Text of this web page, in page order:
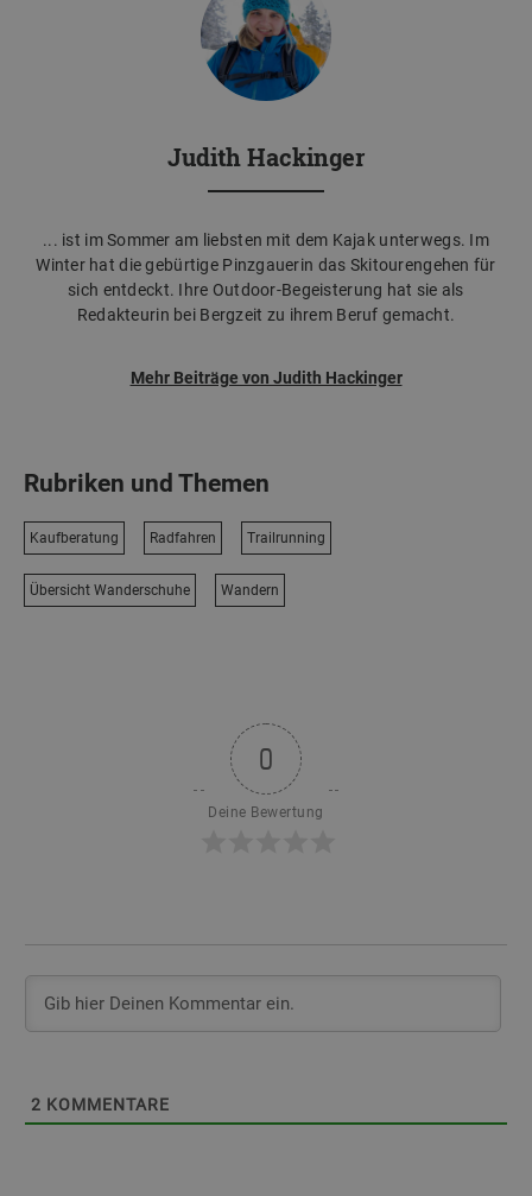
Judith Hackinger
... ist im Sommer am liebsten mit dem Kajak unterwegs. Im
Winter hat die gebürtige Pinzgauerin das Skitourengehen für
sich entdeckt. Ihre Outdoor-Begeisterung hat sie als
Redakteurin bei Bergzeit zu ihrem Beruf gemacht.
Mehr Beiträge von Judith Hackinger
Rubriken und Themen
Kaufberatung Radfahren Trailrunning
Übersicht Wanderschuhe Wandern
0
Deine Bewertung
2 KOMMENTARE